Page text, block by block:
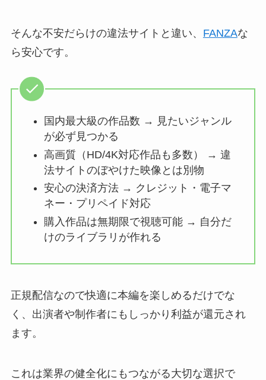
そんな不安だらけの違法サイトと違い、 FANZAな
ら安心です。
国内最大級の作品数 → 見たいジャンル
が必ず見つかる
高画質（HD/4K対応作品も多数） → 違
法サイトのぼやけた映像とは別物
安心の決済方法 → クレジット・電子マ
ネー・プリペイド対応
購入作品は無期限で視聴可能 → 自分だ
けのライブラリが作れる
正規配信なので快適に本編を楽しめるだけでな
く、出演者や制作者にもしっかり利益が還元され
ます。
これは業界の健全化にもつながる大切な選択で